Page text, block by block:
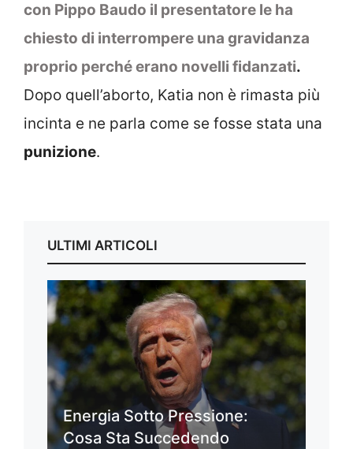
con Pippo Baudo il presentatore le ha
chiesto di interrompere una gravidanza
proprio perché erano novelli fidanzati.
Dopo quell’aborto, Katia non è rimasta più
incinta e ne parla come se fosse stata una
punizione.
ULTIMI ARTICOLI
Energia Sotto Pressione:
Cosa Sta Succedendo